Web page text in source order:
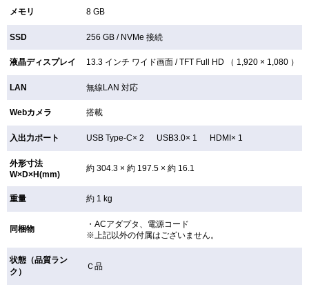
メモリ 8 GB
SSD 256 GB / NVMe 接続
液晶ディスプレイ 13.3 インチ ワイド画面 /TFT Full HD （ 1,920 × 1,080 ）
LAN 無線LAN対応
Webカメラ 搭載
入出力ポート USB Type-C× 2 USB3.0× 1 HDMI× 1
外形寸法
W×D×H(mm)
約 304.3 × 約 197.5 × 約 16.1
重量 約 1 kg
同梱物
・ACアダプタ、電源コード
※上記以外の付属はございません。
状態（品質ラン
ク）
Ｃ品